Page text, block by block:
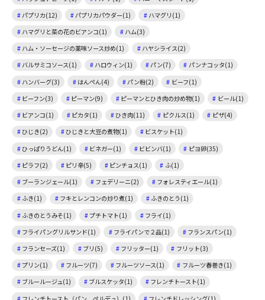
パプリカ(12)
パプリカパウダー(1)
ハマグリ(1)
ハマグリと菜の花のビアンコ(1)
ハム(3)
ハム・ソーセージの薬味ソース炒め(1)
ハヤシライス(2)
バルサミコソース(1)
ハロウィン(1) パン(7)
パンナコッタ(1)
ハンバーグ(3)
はんぺん(4) パン粉(2)
ビーフ(1)
ビーフン(3)
ピーマン(9) ピーマンとひき肉の炒め物(1)
ビール(1)
ビアンコ(1)
ピカタ(1) ひき肉(11) ピクルス(1)
ピザ(4)
ひじき(2)
ひじきと大豆の煮物(1)
ビスケット(1)
ひっぱりうどん(1)
ビネガー(1) ビビンバ(1)
ピヨ卵(35)
ピラフ(2)
ピリ辛(5) ピンチョス(1)
ふ(1)
ブーランジェール(1)
フェデリーニ(2)
フォレスティエール(1)
ふき(1)
フキとレンコンの炒り煮(1)
ふきのとう(1)
ふきのとうみそ(1)
プチトマト(1)
フライ(1)
フライパングリルサンド(1)
フライパンで２品(1)
フランスパン(1)
フランセーズ(1)
ブリ(5) フリッター(1)
フリット(3)
プリン(1)
フルーツ(7) フルーツソース(1)
フルーツ春巻き(1)
ブルールージュ(1)
ブルスケッタ(1)
フレンチトースト(1)